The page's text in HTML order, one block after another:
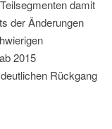
damit
der Änderungen
2015
Rückgang